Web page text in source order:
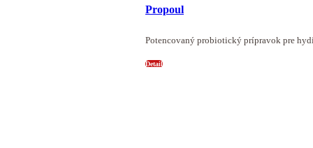
Propoul
Potencovaný probiotický prípravok pre
Detail